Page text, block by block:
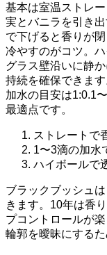
基本は室温ストレ
実とバニラを引き
で下げると香りが
冷やすのがコツ。
グラス壁沿いに静
持続を確保できます
加水の目安は1:0.1
最適点です。
ストレートで
1〜3滴の加水
ハイボールで
ブラックブッシュ
きます。10年は香
プコントロールが
輪郭を曖昧にする